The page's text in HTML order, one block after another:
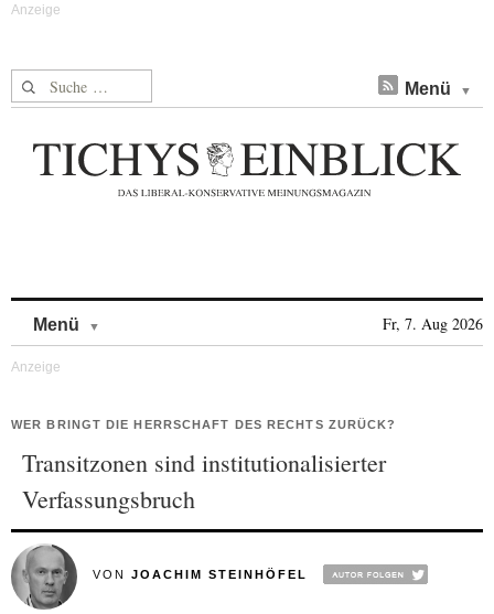
Suche nach: Menü
Menü Fr, 7. Aug 2026
WER BRINGT DIE HERRSCHAFT DES RECHTS ZURÜCK?
Transitzonen sind institutionalisierter
Verfassungsbruch
VON JOACHIM STEINHÖFEL